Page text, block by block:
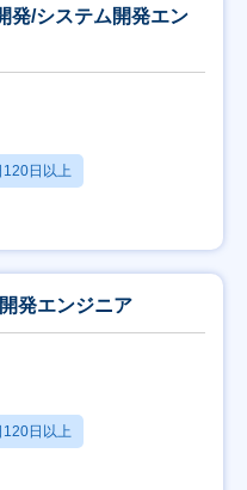
発/システム開発エン
120日以上
発エンジニア
120日以上